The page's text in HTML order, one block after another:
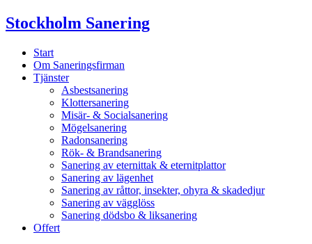
Skip
to
Stockholm Sanering
Start
Om Saneringsfirman
Tjänster
Asbestsanering
Klottersanering
Misär- & Socialsanering
Mögelsanering
Radonsanering
Rök- & Brandsanering
Sanering av eternittak & eternitplattor
Sanering av lägenhet
Sanering av råttor, insekter, ohyra & skadedjur
Sanering av vägglöss
Sanering dödsbo & liksanering
Offert